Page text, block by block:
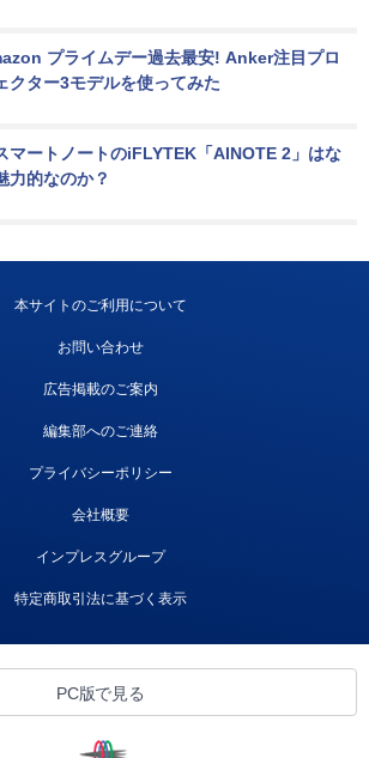
プライムデー過去最安! Anker注目プロ
クター3モデルを使ってみた
マートノートのiFLYTEK「AINOTE 2」はな
力的なのか？
本サイトのご利用について
お問い合わせ
広告掲載のご案内
編集部へのご連絡
プライバシーポリシー
会社概要
インプレスグループ
特定商取引法に基づく表示
PC版で見る